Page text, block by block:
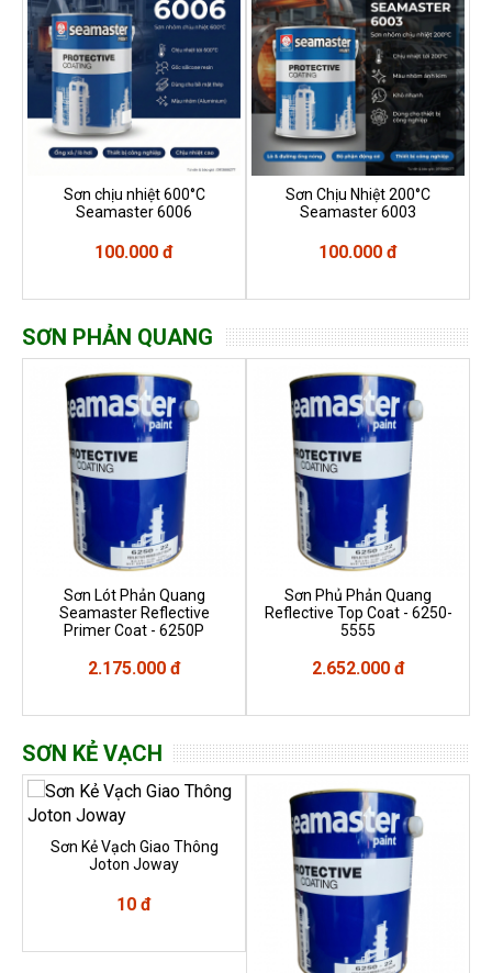
Sơn chịu nhiệt 600°C
Seamaster 6006
100.000 đ
Sơn Chịu Nhiệt 200°C
Seamaster 6003
100.000 đ
SƠN PHẢN QUANG
Sơn Lót Phản Quang
Seamaster Reflective
Primer Coat - 6250P
2.175.000 đ
Sơn Phủ Phản Quang
Reflective Top Coat - 6250-
5555
2.652.000 đ
SƠN KẺ VẠCH
Sơn Kẻ Vạch Giao Thông
Joton Joway
10 đ